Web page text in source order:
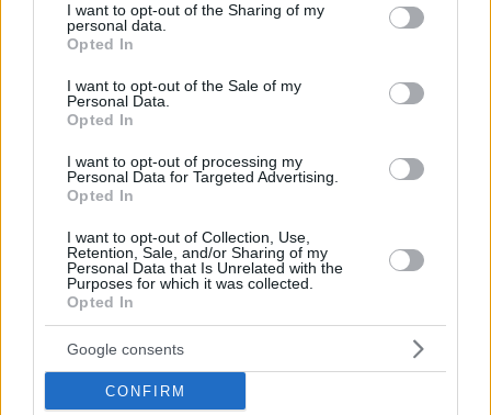
not limited to your visit or usage behaviour. You may click to
grant or deny consent to Google and its third-party tags to
use your data for below specified purposes in below Google
consent section.
I want to opt-out of the Sharing of my
personal data.
Opted In
I want to opt-out of the Sale of my
Personal Data.
Opted In
I want to opt-out of processing my
Personal Data for Targeted Advertising.
Opted In
I want to opt-out of Collection, Use,
Retention, Sale, and/or Sharing of my
Personal Data that Is Unrelated with the
Purposes for which it was collected.
Opted In
Google consents
CONFIRM
dei prezzi intorno alle università di Budapest Secondo loro,
l’aumento vicino all’Università Eötvös Loránd, all’Università
di Tecnologia ed Economia di Budapest, all’Università
Semmelweis e all’Università Corvinus di Budapest è stato di
9-15 pz. Di conseguenza, il prezzo medio al metro quadrato
nell’11° distretto è di 2110 EUR. Cioè 1987 EUR nel 9°
Mr Laczi ha detto che l’acquisto di immobili a Budapest è
ancora una buona opzione di investimento Inoltre, a causa del
stranieri Abbiamo scritto a riguardo inQUESTO
#immobiliare
Leave a Reply